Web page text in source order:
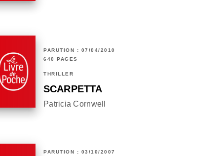
PARUTION : 07/04/2010
640 PAGES
THRILLER
SCARPETTA
Patricia Cornwell
PARUTION : 03/10/2007